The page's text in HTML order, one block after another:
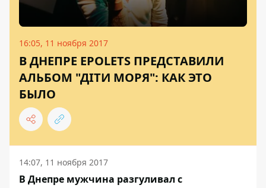
16:05, 11 ноября 2017
В ДНЕПРЕ EPOLETS ПРЕДСТАВИЛИ
АЛЬБОМ "ДІТИ МОРЯ": КАК ЭТО
БЫЛО
14:07, 11 ноября 2017
В Днепре мужчина разгуливал с